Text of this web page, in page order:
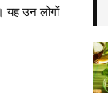
यह उन लोगों